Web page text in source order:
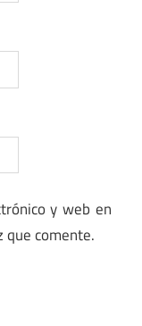
y web en
que comente.